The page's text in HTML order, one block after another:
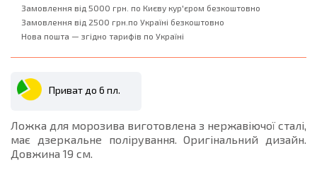
Замовлення від 5000 грн. по Києву кур'єром безкоштовно
Замовлення від 2500 грн.по Україні безкоштовно
Нова пошта — згідно тарифів по Україні
Приват до 6 пл.
Ложка для морозива виготовлена з нержавіючої сталі,
має дзеркальне полірування. Оригінальний дизайн.
Довжина 19 см.